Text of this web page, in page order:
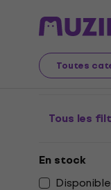
Toutes
Instruments
Tous les
En stock
Disponible